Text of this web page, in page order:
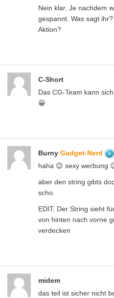
Nein klar. Je nachdem
gespannt. Was sagt
Aktion?
C-Short
Das CG-Team kann
😀
Burny Gadget-Nerd
haha 😉 sexy werbung
aber den string gibts
scho.
EDIT: Der String sieht
von hinten nach vorne
verdecken
midem
das teil ist sicher nicht